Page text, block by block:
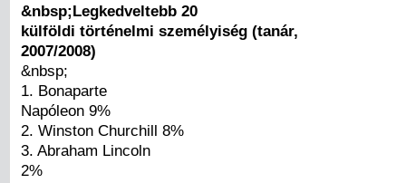
&nbsp;Legkedveltebb 20
külföldi történelmi személyiség (tanár,
2007/2008)
&nbsp;
1. Bonaparte
Napóleon 9%
2. Winston Churchill 8%
3. Abraham Lincoln
2%